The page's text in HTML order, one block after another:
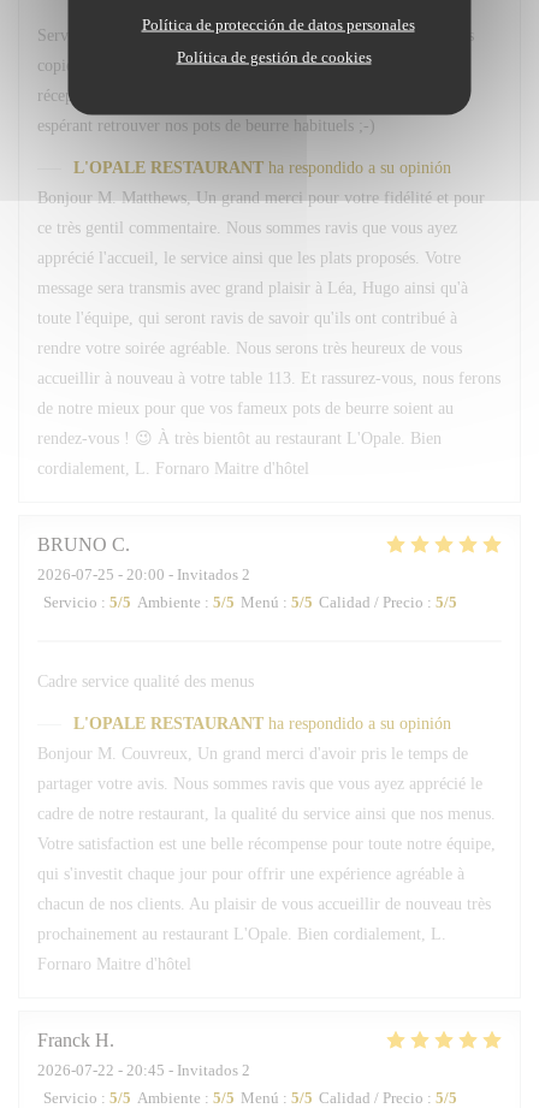
Política de protección de datos personales
Política de gestión de cookies
Service avenant et personnel souriant. Plats simples choisis mais
copieux. Merci Léa pour le service. Merci a hugo au bar et
réception. Nous reviendrons comme d habitude A la 113. En
espérant retrouver nos pots de beurre habituels ;-)
L'OPALE RESTAURANT ha respondido a su opinión
Bonjour M. Matthews, Un grand merci pour votre fidélité et pour
ce très gentil commentaire. Nous sommes ravis que vous ayez
apprécié l'accueil, le service ainsi que les plats proposés. Votre
message sera transmis avec grand plaisir à Léa, Hugo ainsi qu'à
toute l'équipe, qui seront ravis de savoir qu'ils ont contribué à
rendre votre soirée agréable. Nous serons très heureux de vous
accueillir à nouveau à votre table 113. Et rassurez-vous, nous ferons
de notre mieux pour que vos fameux pots de beurre soient au
rendez-vous ! 😉 À très bientôt au restaurant L'Opale. Bien
cordialement, L. Fornaro Maitre d'hôtel
BRUNO C
2026-07-25 - 20:00 - Invitados 2
Servicio : 5/5 Ambiente : 5/5 Menú : 5/5 Calidad / Precio : 5/5
Cadre service qualité des menus
L'OPALE RESTAURANT ha respondido a su opinión
Bonjour M. Couvreux, Un grand merci d'avoir pris le temps de
partager votre avis. Nous sommes ravis que vous ayez apprécié le
cadre de notre restaurant, la qualité du service ainsi que nos menus.
Votre satisfaction est une belle récompense pour toute notre équipe,
qui s'investit chaque jour pour offrir une expérience agréable à
chacun de nos clients. Au plaisir de vous accueillir de nouveau très
prochainement au restaurant L'Opale. Bien cordialement, L.
Fornaro Maitre d'hôtel
Franck H
2026-07-22 - 20:45 - Invitados 2
Servicio : 5/5 Ambiente : 5/5 Menú : 5/5 Calidad / Precio : 5/5